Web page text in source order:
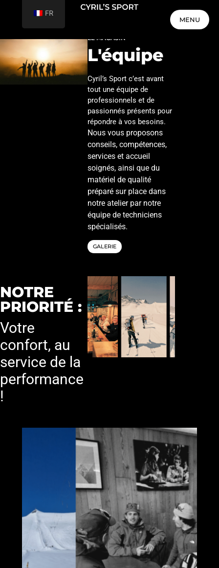
MENU
LE MAGASIN
L'équipe
Cyril’s Sport c’est avant
tout une équipe de
professionnels et de
passionnés présents pour
répondre à vos besoins.
Nous vous proposons
conseils, compétences,
services et accueil
soignés, ainsi que du
matériel de qualité
préparé sur place dans
notre atelier par notre
équipe de techniciens
spécialisés.
GALERIE
NOTRE
PRIORITÉ :
Votre
confort, au
service de la
performance
!
FR